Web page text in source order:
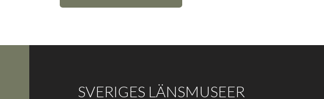
SVERIGES LÄNSMUSEER